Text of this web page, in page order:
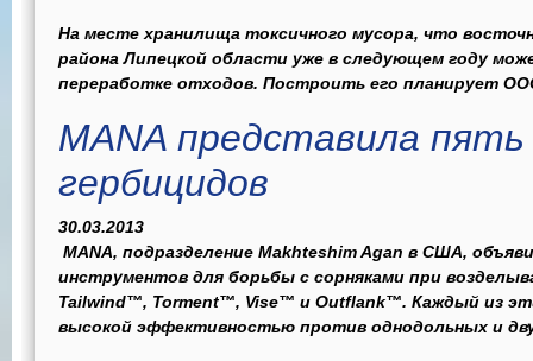
На месте хранилища токсичного мусора, что
района Липецкой области уже в следующем году
переработке отходов. Построить его планирует
MANA представила
гербицидов
30.03.2013
MANA, подразделение Makhteshim Agan в США,
инструментов для борьбы с сорняками при
Tailwind™, Torment™, Vise™ и Outflank™. Каждый из
высокой эффективностью против однодольных и